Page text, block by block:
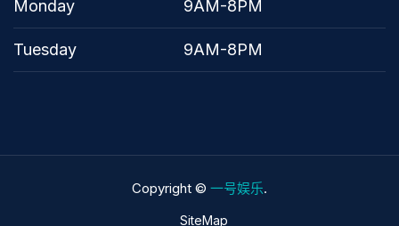
Monday 9AM-8PM
Tuesday 9AM-8PM
Copyright © 一号娱乐.
SiteMap